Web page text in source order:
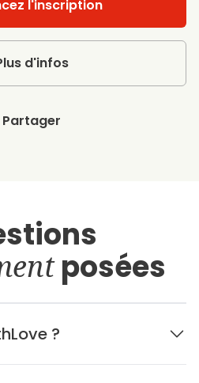
l'inscription
d'infos
Partager
posées
?